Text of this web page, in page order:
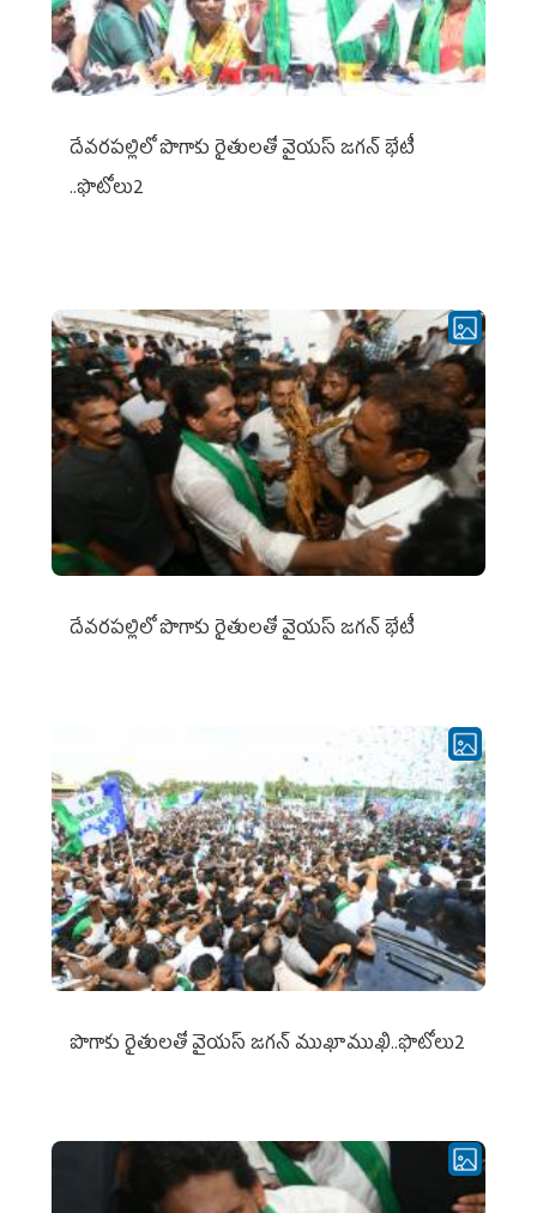
దేవరపల్లిలో పొగాకు రైతులతో వైయస్ జగన్ భేటీ
..ఫొటోలు2
దేవరపల్లిలో పొగాకు రైతులతో వైయస్ జగన్ భేటీ
పొగాకు రైతుల‌తో వైయ‌స్ జ‌గ‌న్ ముఖాముఖి..ఫొటోలు2